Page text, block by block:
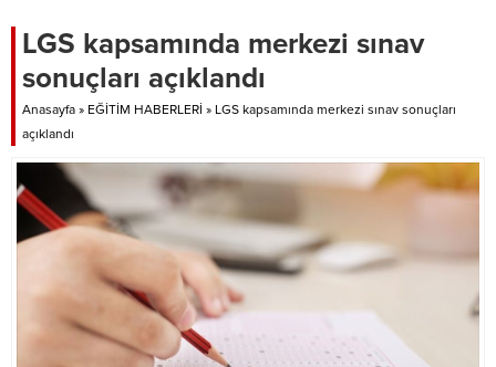
LGS kapsamında merkezi sınav
sonuçları açıklandı
Anasayfa » EĞİTİM HABERLERİ » LGS kapsamında merkezi sınav sonuçları
açıklandı